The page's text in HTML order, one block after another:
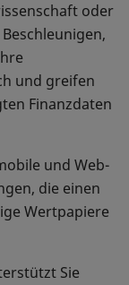
oder
und greifen
Finanzdaten
und Web-
die einen
Wertpapiere
Sie